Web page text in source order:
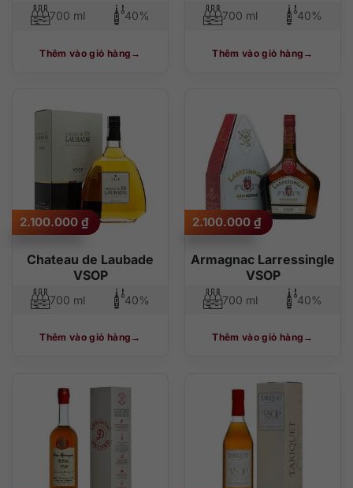
700 ml 40%
Thêm vào giỏ hàng
700 ml 40%
Thêm vào giỏ hàng
Chateau de Laubade
VSOP
2.100.000 ₫
700 ml 40%
Thêm vào giỏ hàng
Armagnac Larressingle
VSOP
2.100.000 ₫
700 ml 40%
Thêm vào giỏ hàng